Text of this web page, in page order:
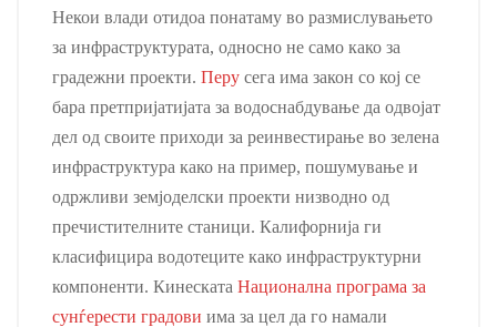
Некои влади отидоа понатаму во размислувањето
за инфраструктурата, односно не само како за
градежни проекти. Перу сега има закон со кој се
бара претпријатијата за водоснабдување да одвојат
дел од своите приходи за реинвестирање во зелена
инфраструктура како на пример, пошумување и
одржливи земјоделски проекти низводно од
пречистителните станици. Калифорнија ги
класифицира водотеците како инфраструктурни
компоненти. Кинеската Национална програма за
сунѓерести градови има за цел да го намали